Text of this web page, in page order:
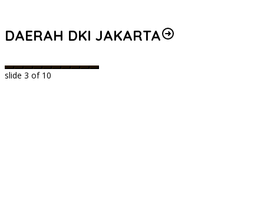
DAERAH DKI JAKARTA
slide 3 of 10